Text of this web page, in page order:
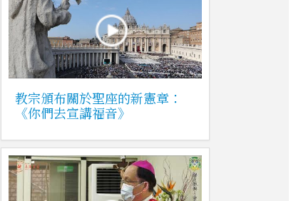
教宗頒布關於聖座的新憲章：
《你們去宣講福音》